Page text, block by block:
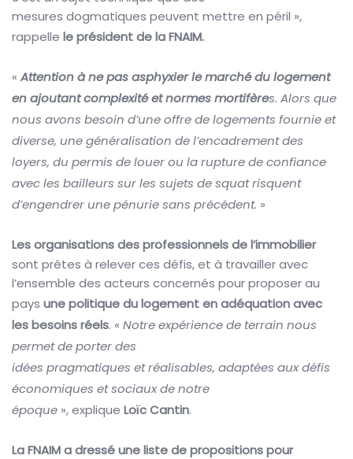
mesures dogmatiques peuvent mettre en péril »,
rappelle le président de la FNAIM.
«Attention à ne pasasphyxier le marché du logement
en ajoutant complexité et normes mortifères. Alors que
nous avons besoin d’une offre de logements fournie et
diverse, une généralisation de l’encadrementdes
loyers, du permis de louer ou la rupture de confiance
avec les bailleurs sur les sujets desquat risquent
d’engendrer une pénurie sans précédent. »
Les organisations des professionnels de l’immobilier
sont prêtes à relever ces défis, et à travailler avec
l’ensemble des acteurs concernés pour proposer au
pays une politique du logement enadéquation avec
les besoins réels. « Notre expérience de terrain nous
permet de porter des
idées pragmatiques et réalisables, adaptées aux défis
économiques et sociaux de notre
époque », explique Loïc Cantin.
La FNAIM a dressé une liste de propositions pour